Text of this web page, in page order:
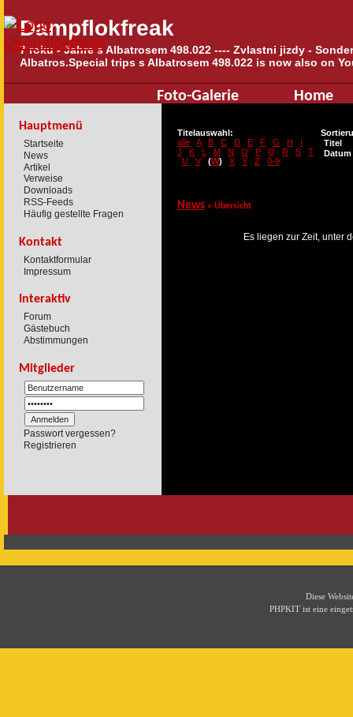
Dampflokfreak
7 roku - Jahre s Albatrosem 498.022 ---- Zvlastni jizdy -
Albatros.Special trips s Albatrosem 498.022 is now also on
Foto-Galerie Home
Hauptmenü
Startseite
News
Artikel
Verweise
Downloads
RSS-Feeds
Häufig gestellte Fragen
Kontakt
Kontaktformular
Impressum
Interaktiv
Forum
Gästebuch
Abstimmungen
Mitglieder
Passwort vergessen?
Registrieren
Titelauswahl:
alle
A B C D E F G H
I
J
K L M N O P Q R S
T
U
V (W) X Y Z 0-9
Titel
Datum
News » Übersicht
Es liegen zur Zeit, unter
Diese
PHPKIT ist eine